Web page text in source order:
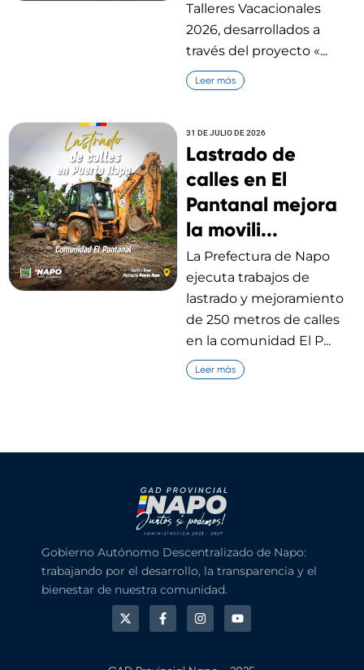
Talleres Vacacionales
2026, desarrollados a
través del proyecto «...
Leer más
31 DE JULIO DE 2026
Lastrado de
calles en El
Pantanal mejora
la movili...
La Prefectura de Napo
ejecuta trabajos de
lastrado y mejoramiento
de 250 metros de calles
en la comunidad El P...
Leer más
Gobierno Autónomo Descentralizado de Napo:
trabajando por el desarrollo, la transparencia y el
bienestar de nuestra comunidad.
X
-
t
F
a
c
I
n
s
Y
o
u